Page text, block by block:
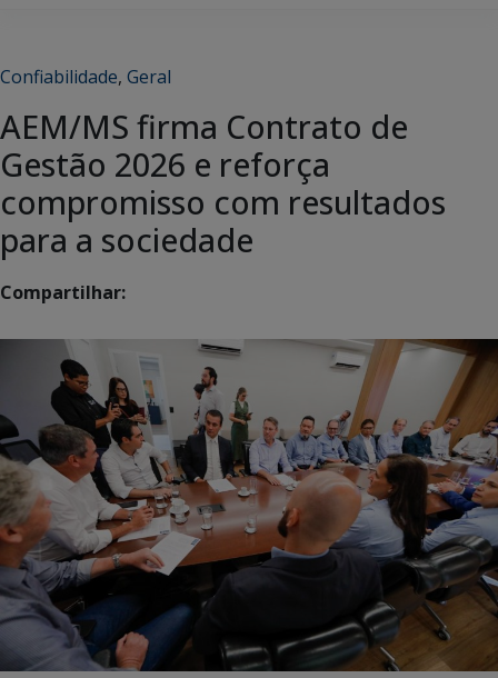
Confiabilidade, Geral
AEM/MS firma Contrato de
Gestão 2026 e reforça
compromisso com resultados
para a sociedade
Compartilhar: